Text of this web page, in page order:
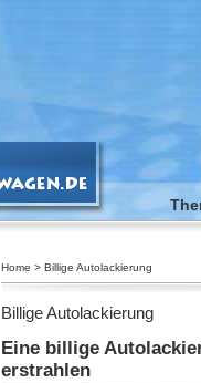
Home > Billige Autolackierung
Billige Autolackierung
Eine billige
erstrahlen